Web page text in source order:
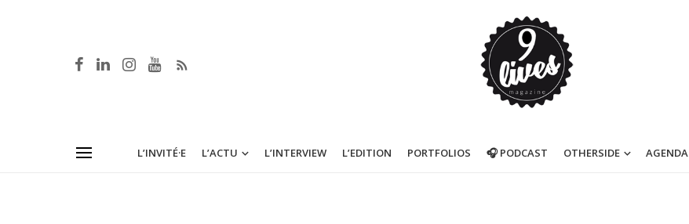
L’INVITÉ·E L’ACTU L’INTERVIEW L’EDITION PORTFOLIOS 🎧 PODCAST OTHERSIDE AGENDA